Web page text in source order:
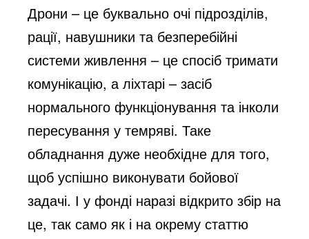
Дрони – це буквально очі підрозділів,
рації, навушники та безперебійні
системи живлення – це спосіб тримати
комунікацію, а ліхтарі – засіб
нормального функціонування та інколи
пересування у темряві. Таке
обладнання дуже необхідне для того,
щоб успішно виконувати бойової
задачі. І у фонді наразі відкрито збір на
це, так само як і на окрему статтю